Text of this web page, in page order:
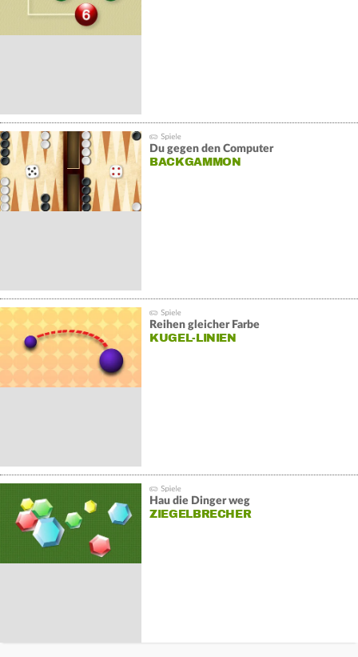
Du gegen den Computer
BACKGAMMON
Reihen gleicher Farbe
KUGEL-LINIEN
Hau die Dinger weg
ZIEGELBRECHER